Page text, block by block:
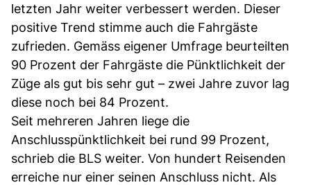
letzten Jahr weiter verbessert werden. Dieser
positive Trend stimme auch die Fahrgäste
zufrieden. Gemäss eigener Umfrage beurteilten
90 Prozent der Fahrgäste die Pünktlichkeit der
Züge als gut bis sehr gut – zwei Jahre zuvor lag
diese noch bei 84 Prozent.
Seit mehreren Jahren liege die
Anschlusspünktlichkeit bei rund 99 Prozent,
schrieb die BLS weiter. Von hundert Reisenden
erreiche nur einer seinen Anschluss nicht. Als